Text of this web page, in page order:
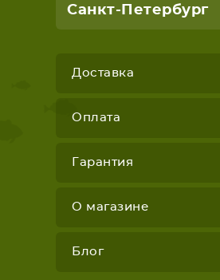
Санкт-Петербург
Доставка
Оплата
Гарантия
О магазине
Блог